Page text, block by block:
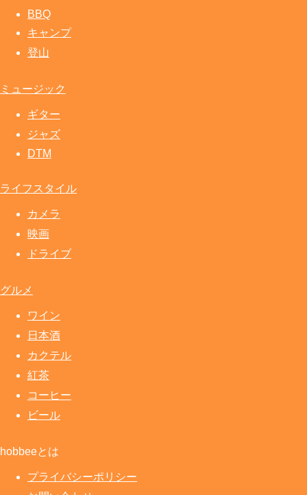
BBQ
キャンプ
登山
ミュージック
ギター
ジャズ
DTM
ライフスタイル
カメラ
映画
ドライブ
グルメ
ワイン
日本酒
カクテル
紅茶
コーヒー
ビール
hobbeeとは
プライバシーポリシー